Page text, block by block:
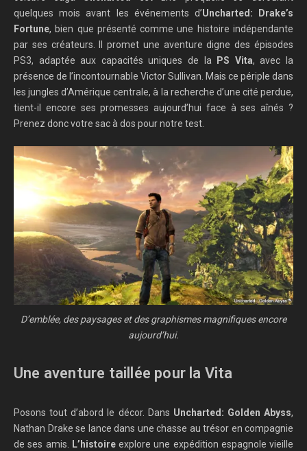
quelques mois avant les événements d’Uncharted: Drake’s
Fortune, bien que présenté comme une histoire indépendante
par ses créateurs. Il promet une aventure digne des épisodes
PS3, adaptée aux capacités uniques de la
PS Vita, avec la
présence de l’incontournable Victor Sullivan. Mais ce périple dans
les jungles d’Amérique centrale, à la recherche d’une cité perdue,
tient-il encore ses promesses aujourd’hui face à ses aînés ?
Prenez donc votre sac à dos pour notre test.
D’emblée, des paysages et des graphismes magnifiques encore
aujourd’hui.
Une aventure taillée pour la Vita
Posons tout d’abord le décor. Dans Uncharted: Golden Abyss,
Nathan Drake se lance dans une chasse au trésor en compagnie
de ses amis. L’histoireexplore une expédition espagnole vieille